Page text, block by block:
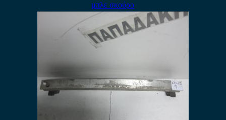
μπλε σκούρο